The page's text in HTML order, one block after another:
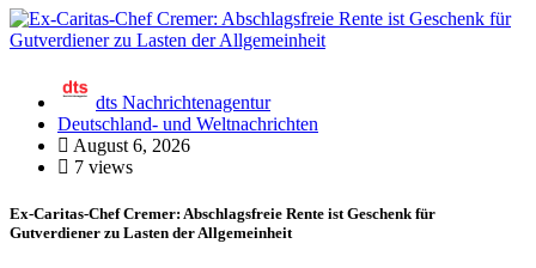
dts Nachrichtenagentur
Deutschland- und Weltnachrichten
August 6, 2026
7 views
Ex-Caritas-Chef Cremer: Abschlagsfreie Rente ist Geschenk für
Gutverdiener zu Lasten der Allgemeinheit